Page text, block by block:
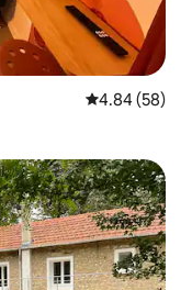
Calificación
4.84 (58)